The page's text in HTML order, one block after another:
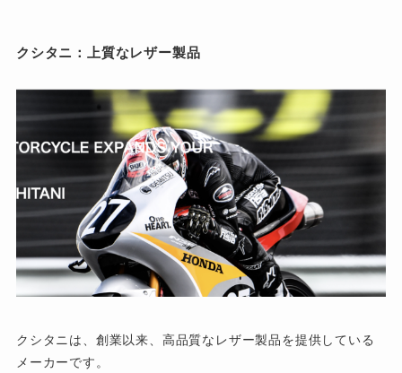
クシタニ：上質なレザー製品
クシタニは、創業以来、高品質なレザー製品を提供している
メーカーです。